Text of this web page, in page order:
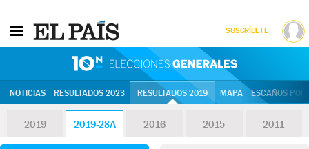
SUSCRÍBETE
NOTICIAS RESULTADOS 2023 RESULTADOS 2019 MAPA ESCAÑOS
2019 2019-28A 2016 2015 2011